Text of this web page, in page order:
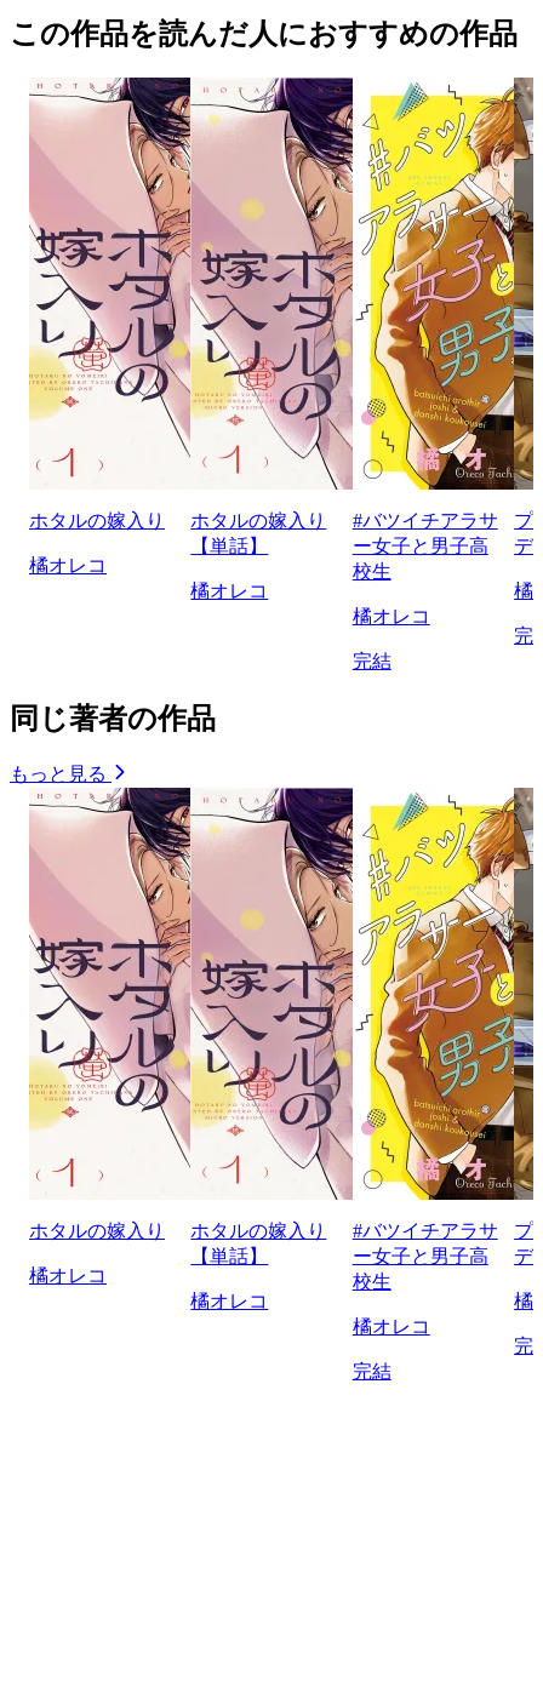
この作品を読んだ人におすすめの作品
ホタルの嫁入り
橘オレコ
ホタルの嫁入り
【単話】
橘オレコ
#バツイチアラサ
ー女子と男子高
校生
橘オレコ
完結
プ
デ
橘
完
同じ著者の作品
もっと見る
ホタルの嫁入り
橘オレコ
ホタルの嫁入り
【単話】
橘オレコ
#バツイチアラサ
ー女子と男子高
校生
橘オレコ
完結
プ
デ
橘
完